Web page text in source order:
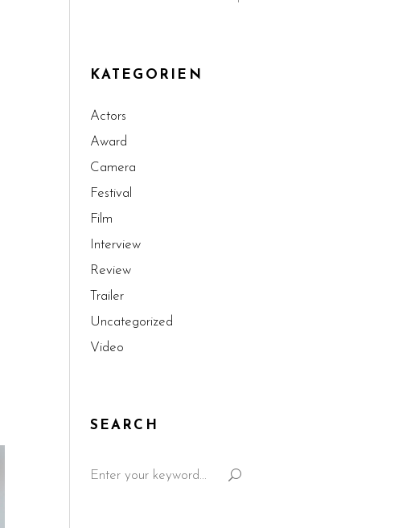
KATEGORIEN
Actors
Award
Camera
Festival
Film
Interview
Review
Trailer
Uncategorized
Video
SEARCH